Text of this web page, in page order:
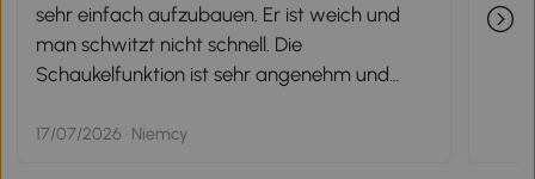
sehr einfach aufzubauen. Er ist weich und
man schwitzt nicht schnell. Die
Schaukelfunktion ist sehr angenehm und
stufenlos einstellbar. Man muss nur schwer
17/07/2026 · Niemcy